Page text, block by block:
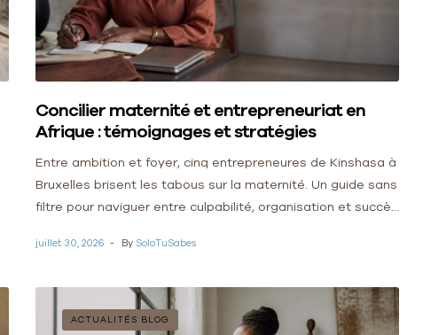
Concilier maternité et entrepreneuriat en
Afrique : témoignages et stratégies
Entre ambition et foyer, cinq entrepreneures de Kinshasa à
Bruxelles brisent les tabous sur la maternité. Un guide sans
filtre pour naviguer entre culpabilité, organisation et succès
juillet 30, 2026 By SoloTuSabes
ACTUALITÉS BLOG